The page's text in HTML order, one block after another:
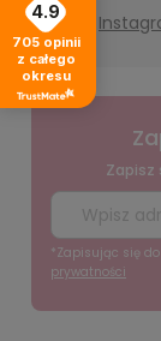
Zapisz
*Zapisując się
prywatności
4.9
705 opinii
z całego
okresu